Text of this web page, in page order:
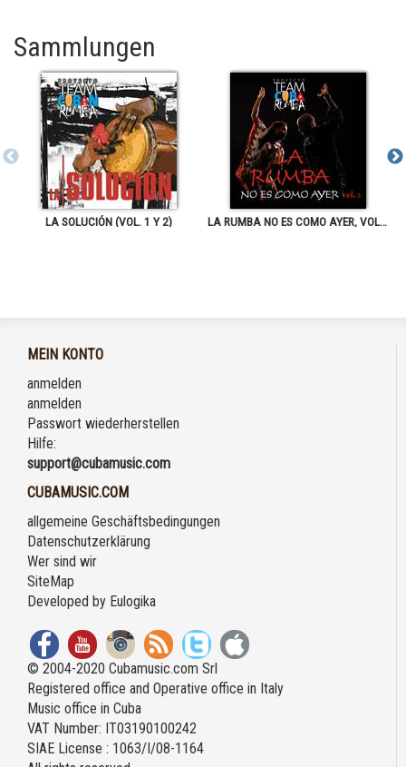
Sammlungen
LA SOLUCIÓN (VOL. 1 Y 2) LA RUMBA NO ES COMO AYER, VOL.2
MEIN KONTO
anmelden
anmelden
Passwort wiederherstellen
Hilfe:
support@cubamusic.com
CUBAMUSIC.COM
allgemeine Geschäftsbedingungen
Datenschutzerklärung
Wer sind wir
SiteMap
Developed by Eulogika
© 2004-2020 Cubamusic.com Srl
Registered office and Operative office in Italy
Music office in Cuba
VAT Number: IT03190100242
SIAE License : 1063/I/08-1164